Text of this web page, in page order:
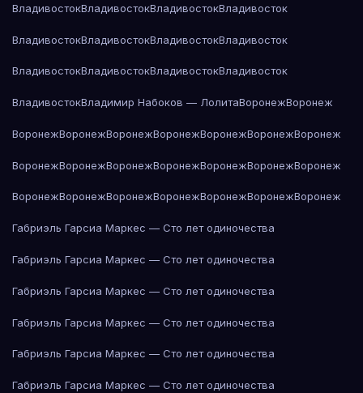
ВладивостокВладивостокВладивостокВладивосток
ВладивостокВладивостокВладивостокВладивосток
ВладивостокВладивостокВладивостокВладивосток
ВладивостокВладимир Набоков — ЛолитаВоронежВоронеж
ВоронежВоронежВоронежВоронежВоронежВоронежВоронеж
ВоронежВоронежВоронежВоронежВоронежВоронежВоронеж
ВоронежВоронежВоронежВоронежВоронежВоронежВоронеж
Габриэль Гарсиа Маркес — Сто лет одиночества
Габриэль Гарсиа Маркес — Сто лет одиночества
Габриэль Гарсиа Маркес — Сто лет одиночества
Габриэль Гарсиа Маркес — Сто лет одиночества
Габриэль Гарсиа Маркес — Сто лет одиночества
Габриэль Гарсиа Маркес — Сто лет одиночества